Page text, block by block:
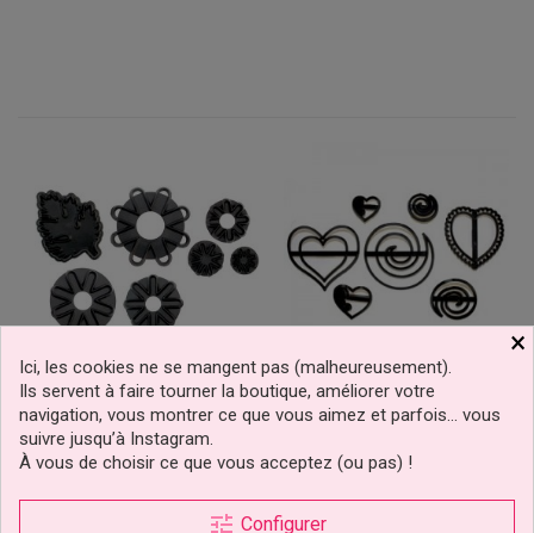
Emporte-Pièce
Chrysanthème
Marguerites Et Coupe-
Feuilles
Prix
2,49 €
Emporte-Pièce Tourbillon
Et Coeurs Patchwork
Prix
10,90 €
×
Ici, les cookies ne se mangent pas (malheureusement).
Ils servent à faire tourner la boutique, améliorer votre
navigation, vous montrer ce que vous aimez et parfois… vous
suivre jusqu’à Instagram.
À vous de choisir ce que vous acceptez (ou pas) !
tune Configurer